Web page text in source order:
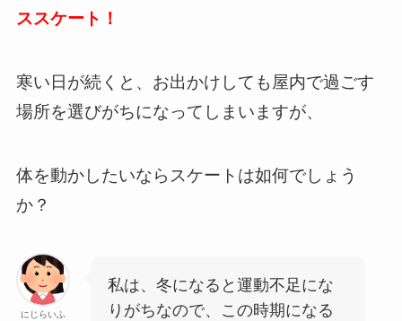
ススケート！
寒い日が続くと、お出かけしても屋内で過ごす
場所を選びがちになってしまいますが、
体を動かしたいならスケートは如何でしょう
か？
にじらいふ
私は、冬になると運動不足にな
りがちなので、この時期になる